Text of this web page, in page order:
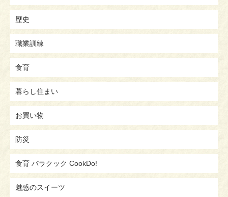
歴史
職業訓練
食育
暮らし住まい
お買い物
防災
食育 バラクック CookDo!
魅惑のスイーツ